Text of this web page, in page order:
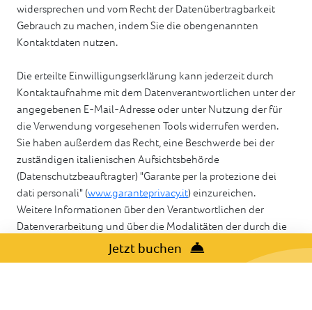
Jetzt buchen
widersprechen und vom Recht der Datenübertragbarkeit
Gebrauch zu machen, indem Sie die obengenannten
Kontaktdaten nutzen.
Die erteilte Einwilligungserklärung kann jederzeit durch
Kontaktaufnahme mit dem Datenverantwortlichen unter der
angegebenen E-Mail-Adresse oder unter Nutzung der für
die Verwendung vorgesehenen Tools widerrufen werden.
Sie haben außerdem das Recht, eine Beschwerde bei der
zuständigen italienischen Aufsichtsbehörde
(Datenschutzbeauftragter) "Garante per la protezione dei
dati personali" (www.garanteprivacy.it) einzureichen.
Weitere Informationen über den Verantwortlichen der
Datenverarbeitung und über die Modalitäten der durch die
Navigation auf dieser Website erfolgenden Verarbeitungen
können auf der Seite der
eingesehen werden.